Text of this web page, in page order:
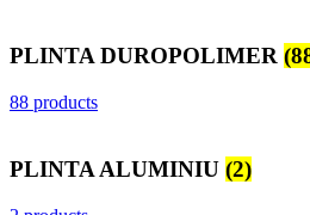
PLINTA DUROPOLIMER
88 products
PLINTA ALUMINIU (2)